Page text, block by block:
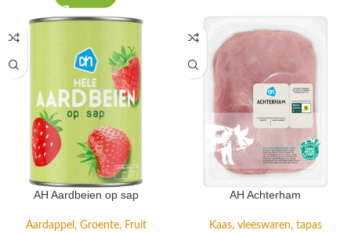
AH Aardbeien op sap
Aardappel, Groente, Fruit
AH Achterham
Kaas, vleeswaren, tapas